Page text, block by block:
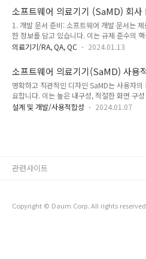
(또는 FDA 등)는 이를 평가하기 위한 별도의
민의 안전과 건강을 최우선으로 고려하기 때
적인 입장을 취할 수밖에 없습니다. 이는
기 위해 많은 시간과 자원을 투입해야 함을
족입니다. SaMD를 개발하고 허가받기 위해서
소프트웨어 의료기기 (SaMD) 회사
1. 개발 문서 준비: 소프트웨어 개발 문서는
한 정보를 담고 있습니다. 이는 규제 준수의
성 방법에 익숙해야 합니다. 2. 보안 문서 대응
포함해야 합니다. 3. 국가별 인허가 업데이트:
허가 요구사항은 지속적으로 업데이트됩니다.
응 전략이 필요합니다. 4. 업계 동향 파악: 소
와 경쟁 업체의 동향에 대한 정보는 면접에서
5. 인허가 전략: 제품의 시장 출시를 위..
의료기기/RA, QA, QC 2024.01.13
소프트웨어 의료기기(SaMD) 사용
명확하고 직관적인 디자인 SaMD는 사용자
요합니다. 이는 높은 내구성, 적절한 화면 구
최소화, 성능의 조작 편리성, 모바일 및 데스
한 가이드 SaMD의 업데이트는 사용자에게 명..
설계 및 개발/사용적합성 2024.01.07
Copyright © Daum Corp. All rights
관련사이트